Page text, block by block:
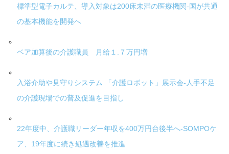
標準型電子カルテ、導入対象は200床未満の医療機関-国が共通
の基本機能を開発へ
ベア加算後の介護職員 月給１.７万円増
入浴介助や見守りシステム 「介護ロボット」展示会-人手不足
の介護現場での普及促進を目指し
22年度中、介護職リーダー年収を400万円台後半へ-SOMPOケ
ア、19年度に続き処遇改善を推進